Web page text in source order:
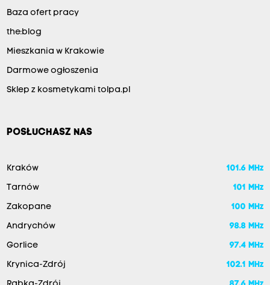
Baza ofert pracy
the:blog
Mieszkania w Krakowie
Darmowe ogłoszenia
Sklep z kosmetykami tolpa.pl
POSŁUCHASZ NAS
Kraków 101.6 MHz
Tarnów 101 MHz
Zakopane 100 MHz
Andrychów 98.8 MHz
Gorlice 97.4 MHz
Krynica-Zdrój 102.1 MHz